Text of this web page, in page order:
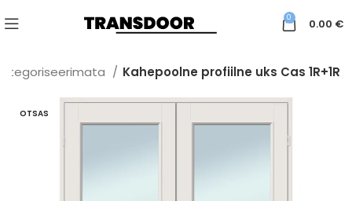
0 0.00 €
Kahepoolne profiilne uks Cas 1R+1R
OTSAS